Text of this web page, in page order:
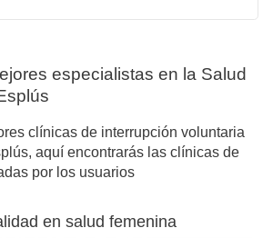
especialistas en la Salud
clínicas de interrupción voluntaria
aquí encontrarás las clínicas de
por los usuarios
en salud femenina